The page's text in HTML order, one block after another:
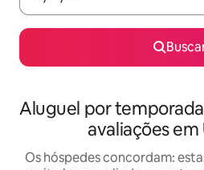
Aluguel por
avaliações
Os hóspedes concordam: